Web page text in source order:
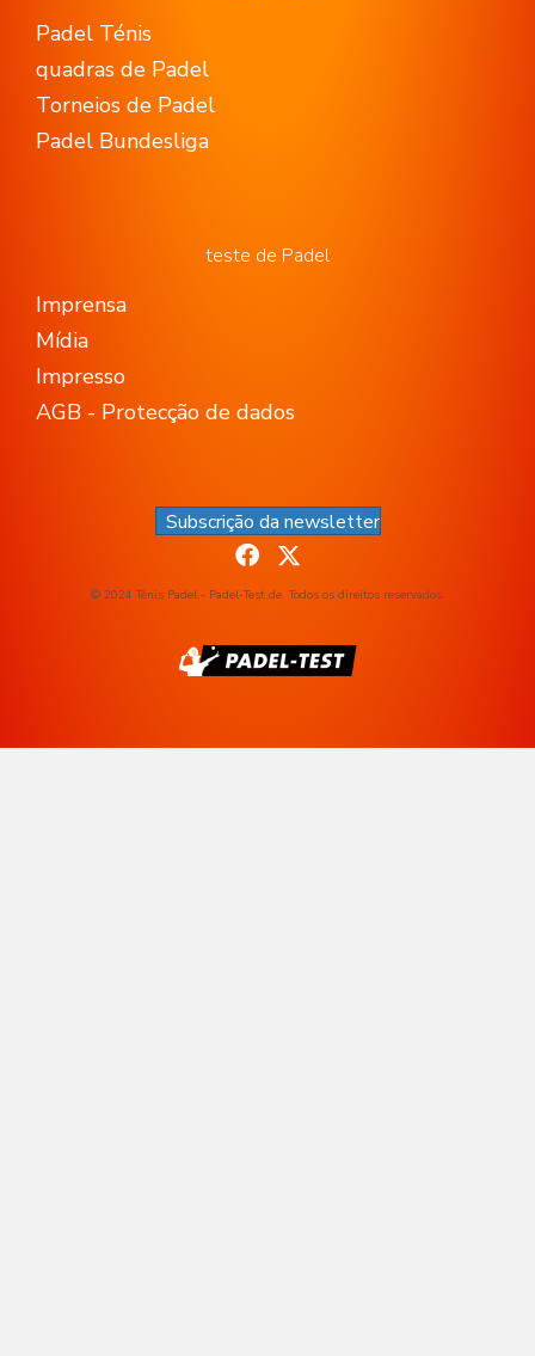
Padel Ténis
quadras de Padel
Torneios de Padel
Padel Bundesliga
teste de Padel
Imprensa
Mídia
Impresso
AGB - Protecção de dados
Subscrição da newsletter
© 2024 Ténis Padel - Padel-Test.de. Todos os direitos reservados.